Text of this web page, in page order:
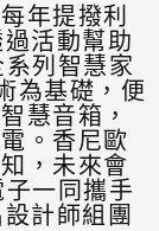
年提撥利
活動幫助
列智慧家
為基礎，便
慧音箱，
。香尼歐
，未來會
一同攜手
計師組團